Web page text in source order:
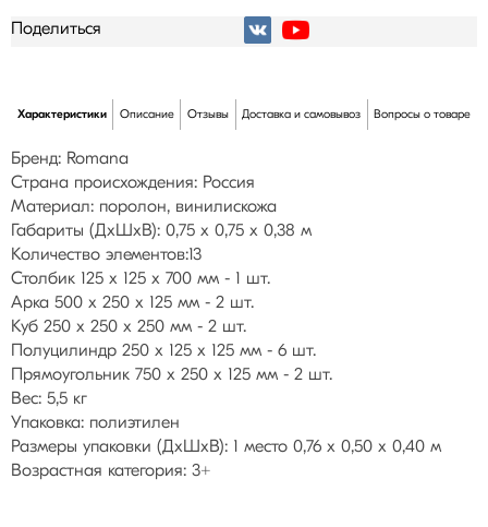
Поделиться
Характеристики Описание Отзывы Доставка и самовывоз Вопросы о товаре
Бренд: Romana
Страна происхождения: Россия
Материал: поролон, винилискожа
Габариты (ДхШхВ): 0,75 х 0,75 х 0,38 м
Количество элементов:13
Столбик 125 х 125 х 700 мм - 1 шт.
Арка 500 х 250 х 125 мм - 2 шт.
Куб 250 х 250 х 250 мм - 2 шт.
Полуцилиндр 250 х 125 х 125 мм - 6 шт.
Прямоугольник 750 х 250 х 125 мм - 2 шт.
Вес: 5,5 кг
Упаковка: полиэтилен
Размеры упаковки (ДхШхВ): 1 место 0,76 х 0,50 х 0,40 м
Возрастная категория: 3+